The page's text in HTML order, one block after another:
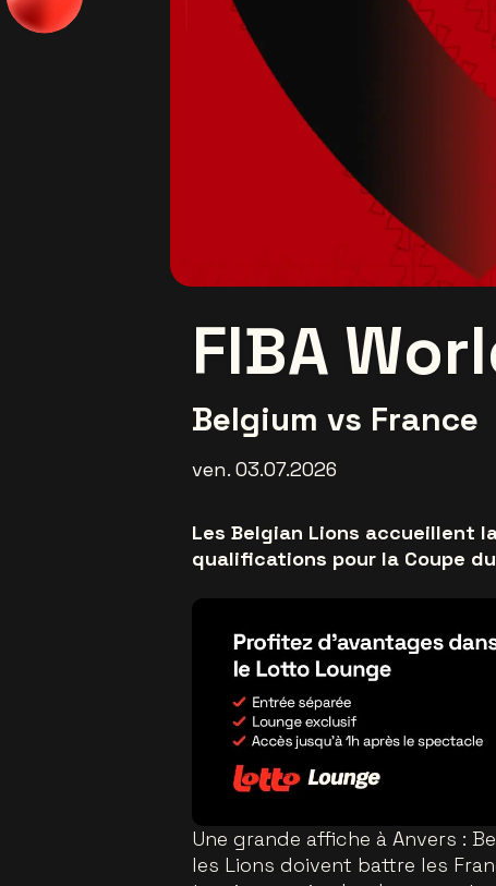
FIBA
Belgium vs France
ven. 03.07.2026
Les Belgian Lions accueillent
qualifications pour la Coupe
Une grande affiche à Anvers :
les Lions doivent battre les